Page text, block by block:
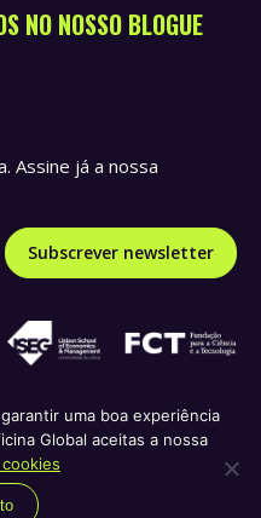
NO NOSSO BLOGUE
Assine já a nossa
Subscrever newsletter
serviço
Política de cookies
uma boa experiência
Global aceitas a nossa